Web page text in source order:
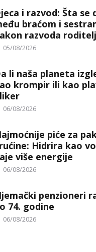
i razvod: Šta se
braćom i
razvoda
Posted
05/08/2026
li naša planeta
krompir ili kao
Posted
06/08/2026
piće za
Hidrira kao
više energije
Posted
06/08/2026
penzioneri
74. godine
Posted
06/08/2026